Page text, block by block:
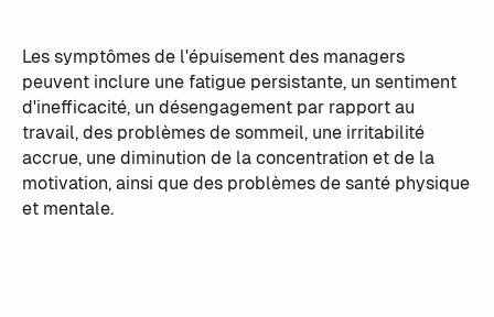
Les symptômes de l'épuisement des managers
peuvent inclure une fatigue persistante, un sentiment
d'inefficacité, un désengagement par rapport au
travail, des problèmes de sommeil, une irritabilité
accrue, une diminution de la concentration et de la
motivation, ainsi que des problèmes de santé physique
et mentale.